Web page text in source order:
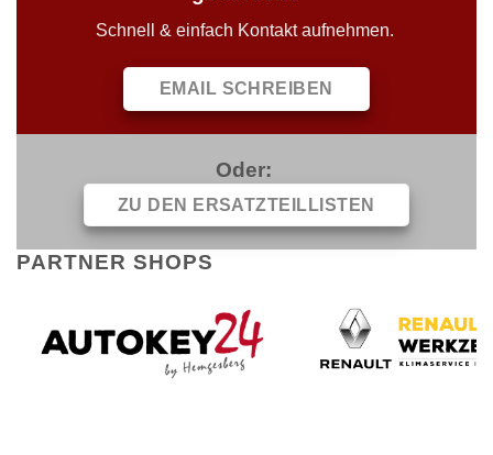
Schnell & einfach Kontakt aufnehmen.
EMAIL SCHREIBEN
Oder:
ZU DEN ERSATZTEILLISTEN
PARTNER SHOPS